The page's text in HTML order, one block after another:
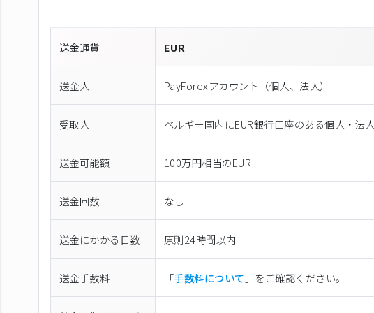
送金通貨 EUR
送金人 PayForexアカウント（個⼈、法⼈）
受取人 ベルギー国内にEUR銀行口座のある個人・法人
送金可能額 100万円相当のEUR
送金回数 なし
送金にかかる日数 原則24時間以内
送金手数料 「手数料について 」をご確認ください。